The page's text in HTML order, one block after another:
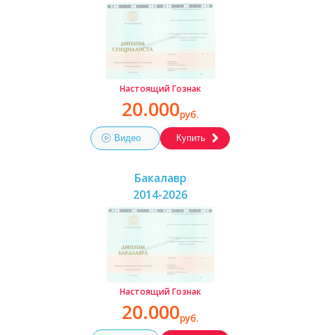
Настоящий Гознак
20.000руб.
Видео Купить
Бакалавр
2014-2026
Настоящий Гознак
20.000руб.